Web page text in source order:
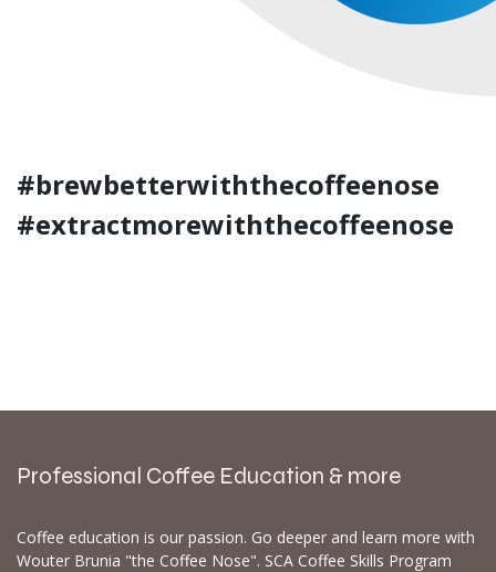
#brewbetterwiththecoffeenose
#extractmorewiththecoffeenose
Professional Coffee Education & more
Coffee education is our passion. Go deeper and learn more with
Wouter Brunia "the Coffee Nose". SCA Coffee Skills Program